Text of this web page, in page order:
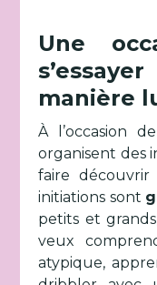
Une
manière
À l’occasion
organisent des
faire découvrir
initiations sont
petits et
veux
atypique,